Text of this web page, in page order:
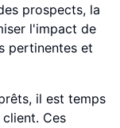
prospects, la
l'impact de
pertinentes et
il est temps
Ces